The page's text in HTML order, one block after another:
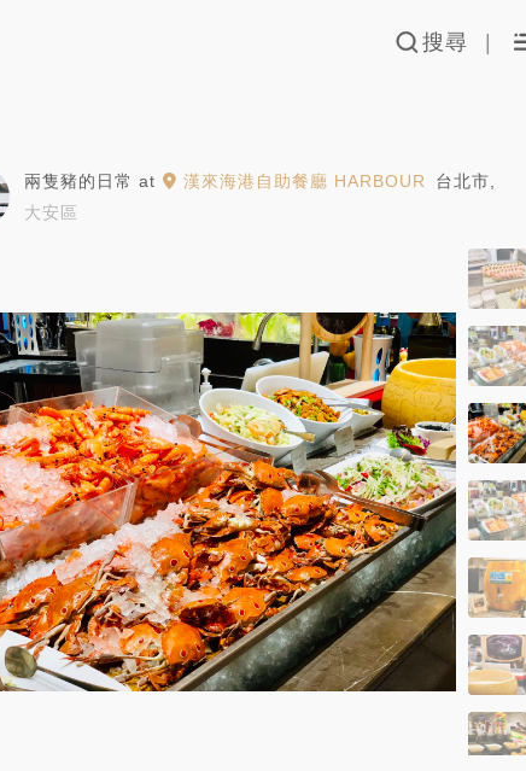
搜尋
兩隻豬的日常 at 漢來海港自助餐廳 HARBOUR 台北市
大安區